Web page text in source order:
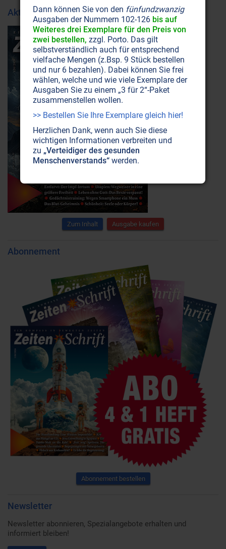
Aktuelle Ausgabe
Zum Inhalt Ausgabe kaufen
Abonnement
Abonnement bestellen
Newsletter
Newsletter abonnieren, Spezialangebote erhalten und
informiert bleiben!
Dann können Sie von den fünfundzwanzig
Ausgaben der Nummern 102-126 bis auf
Weiteres drei Exemplare für den Preis von
zwei bestellen, zzgl. Porto. Das gilt
selbstverständlich auch für entsprechend
vielfache Mengen (z.Bsp. 9 Stück bestellen
und nur 6 bezahlen). Dabei können Sie frei
wählen, welche und wie viele Exemplare der
Ausgaben Sie zu einem „3 für 2“-Paket
zusammenstellen wollen.
>> Bestellen Sie Ihre Exemplare gleich hier!
Herzlichen Dank, wenn auch Sie diese
wichtigen Informationen verbreiten und
zu „Verteidiger des gesunden
Menschenverstands“ werden.